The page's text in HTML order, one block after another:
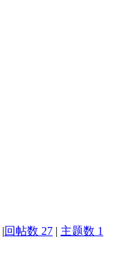
|回帖数 27 | 主题数 1